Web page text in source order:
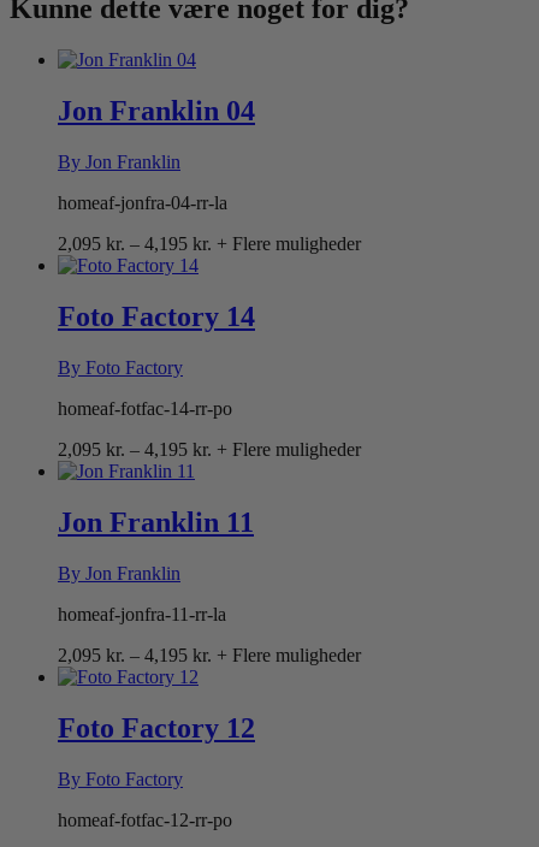
Kunne dette være noget for dig?
Jon Franklin 04
By Jon Franklin
homeaf-jonfra-04-rr-la
2,095 kr. – 4,195 kr. Prisinterval:
4,195 kr.
+ Flere muligheder
Foto Factory 14
By Foto Factory
homeaf-fotfac-14-rr-po
2,095 kr. – 4,195 kr. Prisinterval:
4,195 kr.
+ Flere muligheder
Jon Franklin 11
By Jon Franklin
homeaf-jonfra-11-rr-la
2,095 kr. – 4,195 kr. Prisinterval:
4,195 kr.
+ Flere muligheder
Foto Factory 12
By Foto Factory
homeaf-fotfac-12-rr-po